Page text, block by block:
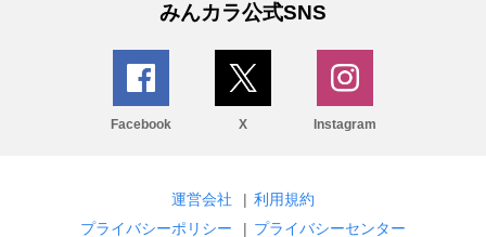
みんカラ公式SNS
Facebook X Instagram
運営会社 | 利用規約
プライバシーポリシー
| プライバシーセンター